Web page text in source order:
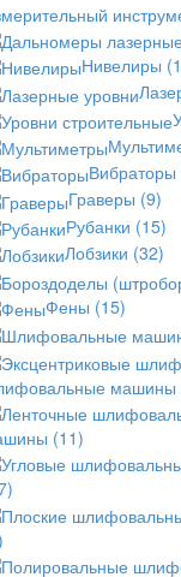
Нивелиры
Вибраторы
Граверы (9)
Рубанки (15)
Лобзики (32)
Фены (15)
машины
(11)